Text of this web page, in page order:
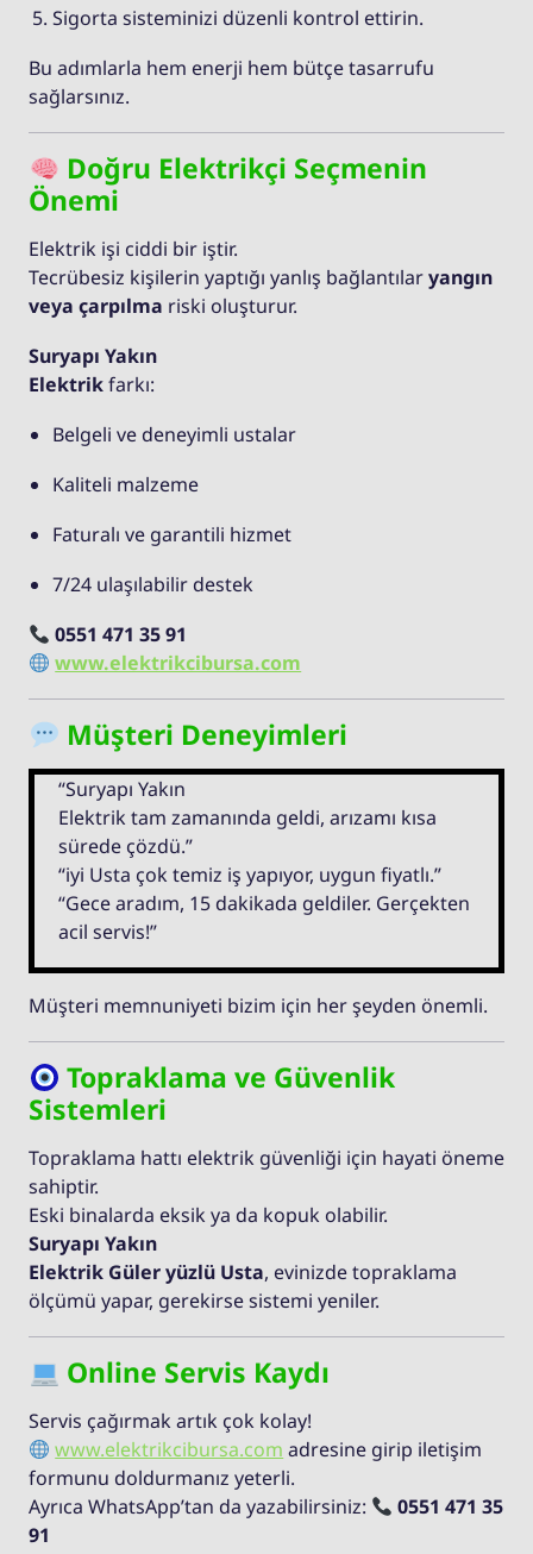
Sigorta sisteminizi düzenli kontrol ettirin.
Bu adımlarla hem enerji hem bütçe tasarrufu
sağlarsınız.
Doğru Elektrikçi Seçmenin
Önemi
Elektrik işi ciddi bir iştir.
Tecrübesiz kişilerin yaptığı yanlış bağlantılaryangın
veya çarpılma riski oluşturur.
Suryapı Yakın
Elektrikfarkı:
Belgeli ve deneyimli ustalar
Kaliteli malzeme
Faturalı ve garantili hizmet
7/24 ulaşılabilir destek
0551 471 35 91
www.elektrikcibursa.com
Müşteri Deneyimleri
“Suryapı Yakın
Elektrik tam zamanında geldi, arızamı kısa
sürede çözdü.”
“iyi Usta çok temiz iş yapıyor, uygun fiyatlı.”
“Gece aradım, 15 dakikada geldiler. Gerçekten
acil servis!”
Müşteri memnuniyeti bizim için her şeyden önemli.
Topraklama ve Güvenlik
Sistemleri
Topraklama hattı elektrik güvenliği için hayati öneme
sahiptir.
Eski binalarda eksik ya da kopuk olabilir.
Suryapı Yakın
Elektrik Güler yüzlü Usta, evinizde topraklama
ölçümü yapar, gerekirse sistemi yeniler.
Online Servis Kaydı
Servis çağırmak artık çok kolay!
www.elektrikcibursa.com adresine girip iletişim
formunu doldurmanız yeterli.
Ayrıca WhatsApp’tan da yazabilirsiniz:
0551 471 35
91